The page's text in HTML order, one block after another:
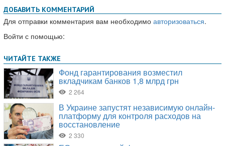
ДОБАВИТЬ КОММЕНТАРИЙ
Для отправки комментария вам необходимо авторизоваться.
Войти с помощью: